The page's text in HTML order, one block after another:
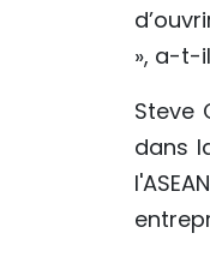
», a-t-
Steve
dans